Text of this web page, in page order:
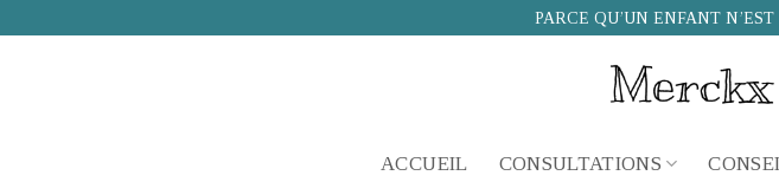
PARCE QU’UN ENFANT
ACCUEIL CONSULTATIONS